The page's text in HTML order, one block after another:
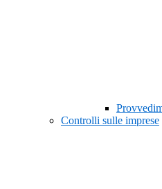
Controlli sulle imprese